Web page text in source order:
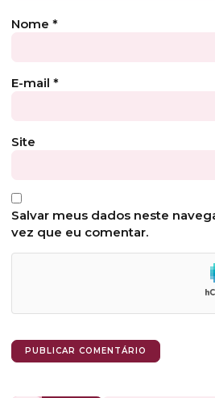
Nome *
E-mail *
Site
Salvar meus dados neste
vez que eu comentar.